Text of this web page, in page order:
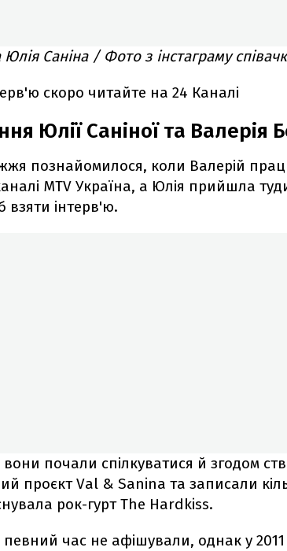
Саніна / Фото з інстаграму
скоро читайте на 24 Каналі
Юлії Саніної та Валерія
познайомилося, коли Валерій
MTV Україна, а Юлія прийшла
взяти інтерв'ю.
вони почали спілкуватися й згодом
проєкт Val & Sanina та записали
рок-гурт The Hardkiss.
час не афішували, однак у 2011